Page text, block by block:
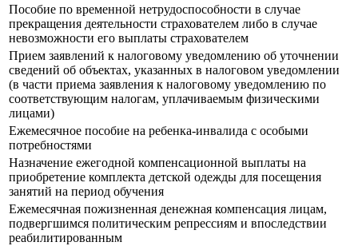
Пособие по временной нетрудоспособности в случае
прекращения деятельности страхователем либо в случае
невозможности его выплаты страхователем
Прием заявлений к налоговому уведомлению об уточнении
сведений об объектах, указанных в налоговом уведомлении
(в части приема заявления к налоговому уведомлению по
соответствующим налогам, уплачиваемым физическими
лицами)
Ежемесячное пособие на ребенка-инвалида с особыми
потребностями
Назначение ежегодной компенсационной выплаты на
приобретение комплекта детской одежды для посещения
занятий на период обучения
Ежемесячная пожизненная денежная компенсация лицам,
подвергшимся политическим репрессиям и впоследствии
реабилитированным